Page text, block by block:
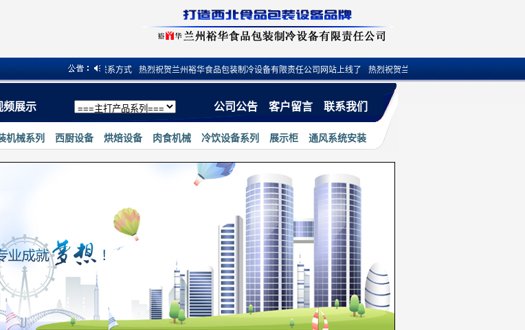
限公司小程序上线·联系方式·热烈祝贺兰州裕华食品包装制冷设备有限责任公司网站上线了 ·热烈祝贺兰州裕华食品机械有限公司小程序上线
频展示 公司公告 客户留言 联系我们
机械系列 西厨设备 烘焙设备 肉食机械 冷饮设备系列 展示柜 通风系统安装